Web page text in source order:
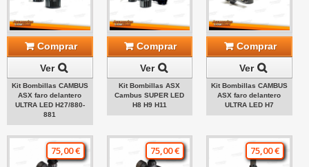
Comprar
Ver
Kit Bombillas CAMBUS
ASX faro delantero
ULTRA LED H27/880-
881
Comprar
Ver
Kit Bombillas ASX
Cambus SUPER LED
H8 H9 H11
Comprar
Ver
Kit Bombillas CAMBUS
ASX faro delantero
ULTRA LED H7
75,00 € 75,00 € 75,00 €